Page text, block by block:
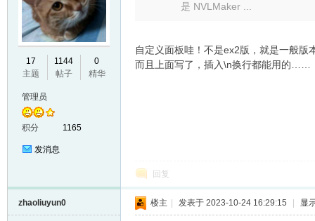
17
主题
1144
帖子
0
精华
管理员
积分 1165
发消息
是 NVLMaker ...
自定义面板哇！不是ex2版，就是一般
而且上面写了，插入\n换行都能用的……
回复
zhaoliuyun0 楼主 发表于 2023-10-24 16:29:15 显